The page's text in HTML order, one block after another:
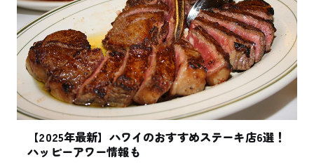
【2025年最新】ハワイのおすすめステーキ店6選！
ハッピーアワー情報も